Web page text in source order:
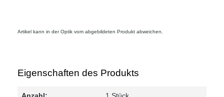
Artikel kann in der Optik vom abgebildeten Produkt abweichen.
Eigenschaften des Produkts
Anzahl: 1 Stück